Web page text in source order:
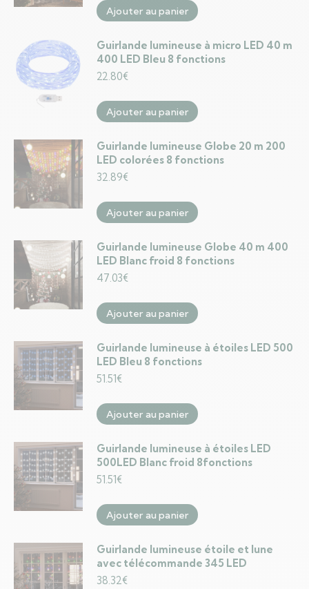
Ajouter au panier
Guirlande lumineuse à micro LED 40 m
400 LED Bleu 8 fonctions
22.80€
Ajouter au panier
Guirlande lumineuse Globe 20 m 200
LED colorées 8 fonctions
32.89€
Ajouter au panier
Guirlande lumineuse Globe 40 m 400
LED Blanc froid 8 fonctions
47.03€
Ajouter au panier
Guirlande lumineuse à étoiles LED 500
LED Bleu 8 fonctions
51.51€
Ajouter au panier
Guirlande lumineuse à étoiles LED
500LED Blanc froid 8fonctions
51.51€
Ajouter au panier
Guirlande lumineuse étoile et lune
avec télécommande 345 LED
38.32€